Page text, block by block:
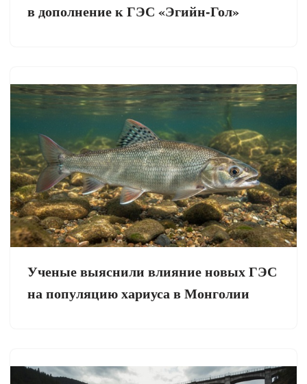
в дополнение к ГЭС «Эгийн-Гол»
Ученые выяснили влияние новых ГЭС
на популяцию хариуса в Монголии